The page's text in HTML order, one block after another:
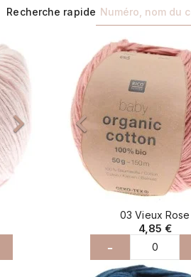
Recherche rapide
 
Précédent
03 Vieux Rose
4,85 €
-
Précédent